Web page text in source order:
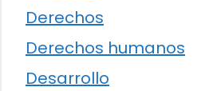
Derechos
Derechos humanos
Desarrollo